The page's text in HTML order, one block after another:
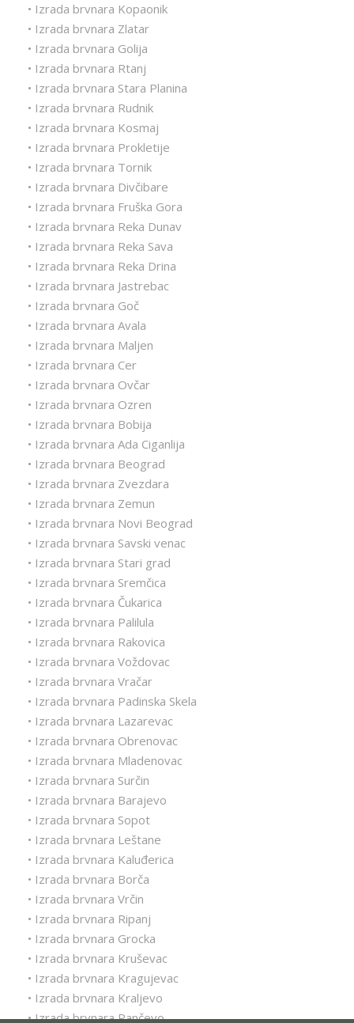
• Izrada brvnara Kopaonik
• Izrada brvnara Zlatar
• Izrada brvnara Golija
• Izrada brvnara Rtanj
• Izrada brvnara Stara Planina
• Izrada brvnara Rudnik
• Izrada brvnara Kosmaj
• Izrada brvnara Prokletije
• Izrada brvnara Tornik
• Izrada brvnara Divčibare
• Izrada brvnara Fruška Gora
• Izrada brvnara Reka Dunav
• Izrada brvnara Reka Sava
• Izrada brvnara Reka Drina
• Izrada brvnara Jastrebac
• Izrada brvnara Goč
• Izrada brvnara Avala
• Izrada brvnara Maljen
• Izrada brvnara Cer
• Izrada brvnara Ovčar
• Izrada brvnara Ozren
• Izrada brvnara Bobija
• Izrada brvnara Ada Ciganlija
• Izrada brvnara Beograd
• Izrada brvnara Zvezdara
• Izrada brvnara Zemun
• Izrada brvnara Novi Beograd
• Izrada brvnara Savski venac
• Izrada brvnara Stari grad
• Izrada brvnara Sremčica
• Izrada brvnara Čukarica
• Izrada brvnara Palilula
• Izrada brvnara Rakovica
• Izrada brvnara Voždovac
• Izrada brvnara Vračar
• Izrada brvnara Padinska Skela
• Izrada brvnara Lazarevac
• Izrada brvnara Obrenovac
• Izrada brvnara Mladenovac
• Izrada brvnara Surčin
• Izrada brvnara Barajevo
• Izrada brvnara Sopot
• Izrada brvnara Leštane
• Izrada brvnara Kaluđerica
• Izrada brvnara Borča
• Izrada brvnara Vrčin
• Izrada brvnara Ripanj
• Izrada brvnara Grocka
• Izrada brvnara Kruševac
• Izrada brvnara Kragujevac
• Izrada brvnara Kraljevo
• Izrada brvnara Pančevo